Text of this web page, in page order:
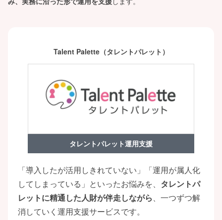
Talent Palette（タレントパレット）
タレントパレット運用支援
「導入したが活用しきれていない」「運用が属人化
してしまっている」といったお悩みを、 タレントパ
レットに精通した人財が伴走しながら、一つずつ解
消していく運用支援サービスです。